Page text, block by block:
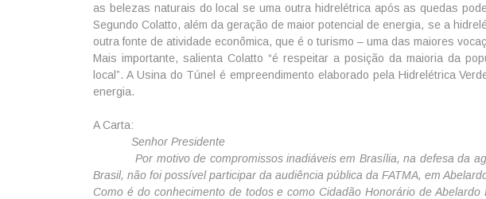
as belezas naturais do local se uma outra hidrelétrica após as quedas
Segundo Colatto, além da geração de maior potencial de energia, se a
outra fonte de atividade econômica, que é o turismo – uma das maiores
Mais importante, salienta Colatto “é respeitar a posição da maioria da
local”. A Usina do Túnel é empreendimento elaborado pela Hidrelétrica
energia.
A Carta:
Senhor Presidente
Por motivo de compromissos inadiáveis em Brasília, na defesa da
Brasil, não foi possível participar da audiência pública da FATMA, em
Como é do conhecimento de todos e como Cidadão Honorário de